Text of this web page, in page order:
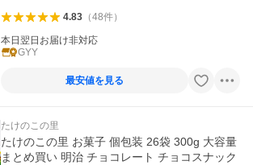
4.83（48件）
本日翌日お届け非対応
GYY
最安値を見る
たけのこの里
たけのこの里 お菓子 個包装 26袋 300g 大容量
まとめ買い 明治 チョコレート チョコスナック